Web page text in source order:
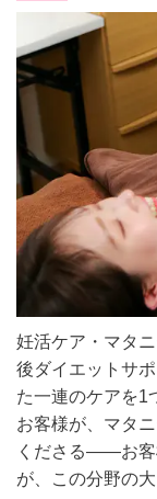
妊活ケア・マタ
後ダイエットサ
た一連のケアを1
お客様が、マタ
くださる——お客
が、この分野の